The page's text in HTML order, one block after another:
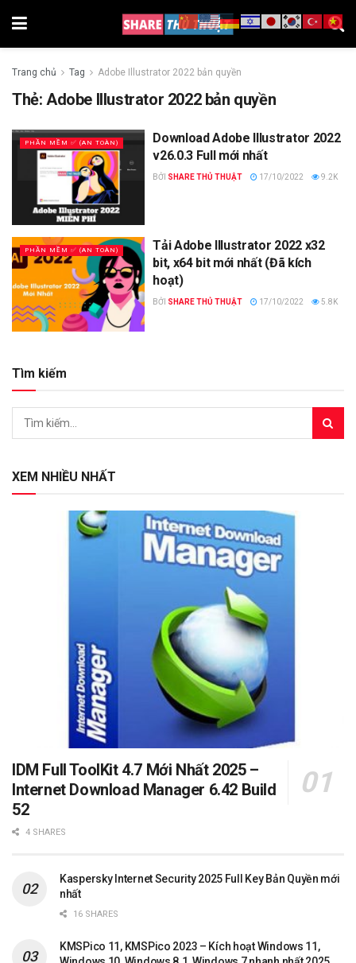
Trang chủ Tag Adobe Illustrator 2022 bản quyền
Thẻ:Adobe Illustrator 2022 bản quyền
PHẦN MỀM ✅ (AN TOÀN)
Download Adobe Illustrator 2022
v26.0.3 Full mới nhất
BỞI SHARE THỦ THUẬT 17/10/2022 9.2K
PHẦN MỀM ✅ (AN TOÀN)
Tải Adobe Illustrator 2022 x32
bit, x64 bit mới nhất (Đã kích
hoạt)
BỞI SHARE THỦ THUẬT 17/10/2022 5.8K
Tìm kiếm
XEM NHIỀU NHẤT
IDM Full ToolKit 4.7 Mới Nhất 2025 –
Internet Download Manager 6.42 Build
52
4 SHARES
Kaspersky Internet Security 2025 Full Key Bản Quyền mới
nhất
16 SHARES
KMSPico 11, KMSPico 2023 – Kích hoạt Windows 11,